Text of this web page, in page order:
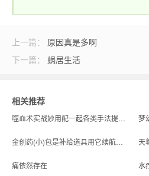
上一篇： 原因真是多啊
下一篇： 蜗居生活
相关推荐
噬血术实战妙用配一起各类手法提升对战优势
金创药(小)包是补给道具用它续航玩家就可以获得需要的装备并减少回城
痛依然存在 水